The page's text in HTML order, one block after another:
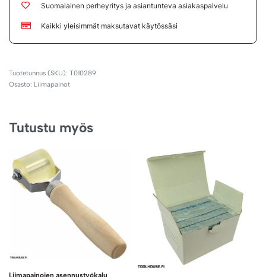
Suomalainen perheyritys ja asiantunteva asiakaspalvelu
Kaikki yleisimmät maksutavat käytössäsi
T010289
Osasto: Liimapainot
Tutustu myös
Liimapainojen asennustyökalu